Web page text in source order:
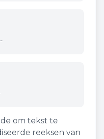
om tekst te
reeksen van